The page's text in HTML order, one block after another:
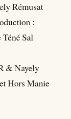
Rémusat
:
Sal
& Nayely
Hors Manie